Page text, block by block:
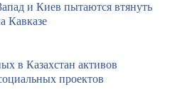
и Киев пытаются втянуть
Кавказе
в Казахстан активов
проектов